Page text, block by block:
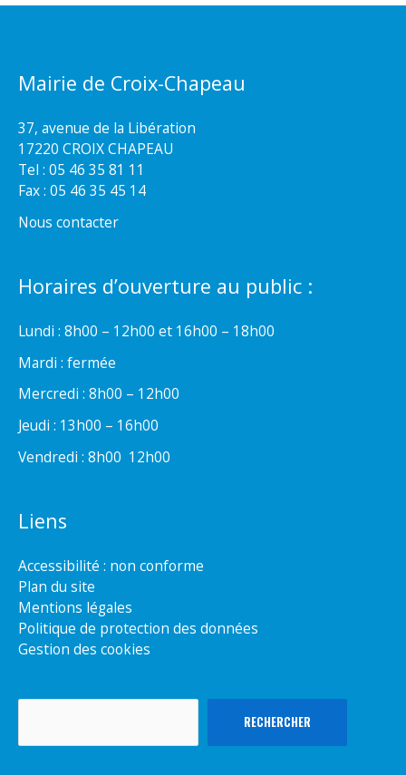
Mairie de Croix-Chapeau
37, avenue de la Libération
17220 CROIX CHAPEAU
Tel : 05 46 35 81 11
Fax : 05 46 35 45 14
Nous contacter
Horaires d’ouverture au public :
Lundi : 8h00 – 12h00 et 16h00 – 18h00
Mardi : fermée
Mercredi : 8h00 – 12h00
Jeudi : 13h00 – 16h00
Vendredi : 8h00  12h00
Liens
Accessibilité : non conforme
Plan du site
Mentions légales
Politique de protection des données
Gestion des cookies
RECHERCHER